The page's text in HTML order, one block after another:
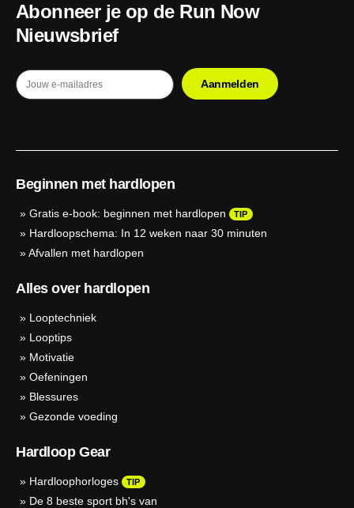
Abonneer je op de Run Now
Nieuwsbrief
Beginnen met hardlopen
» Gratis e-book: beginnen met hardlopen TIP
» Hardloopschema: In 12 weken naar 30 minuten
»Afvallen met hardlopen
Alles over hardlopen
» Looptechniek
» Looptips
» Motivatie
» Oefeningen
» Blessures
» Gezonde voeding
Hardloop Gear
» Hardloophorloges TIP
» De 8 beste sport bh's van